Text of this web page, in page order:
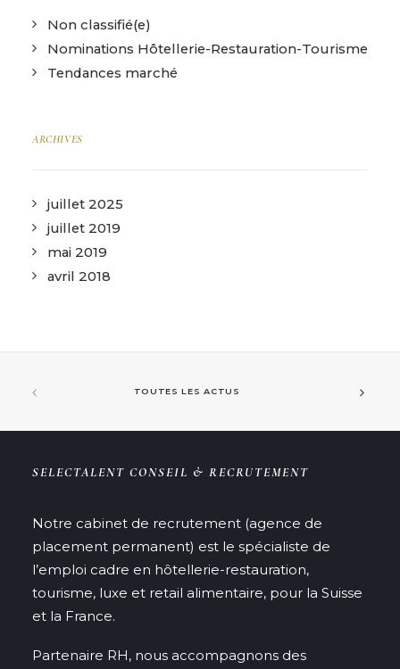
Non classifié(e)
Nominations Hôtellerie-Restauration-Tourisme
Tendances marché
ARCHIVES
juillet 2025
juillet 2019
mai 2019
avril 2018
TOUTES LES ACTUS
SELECTALENT CONSEIL & RECRUTEMENT
Notre cabinet de recrutement (agence de
placement permanent) est le spécialiste de
l’emploi cadre en hôtellerie-restauration,
tourisme, luxe et retail alimentaire, pour la Suisse
et la France.
Partenaire RH, nous accompagnons des